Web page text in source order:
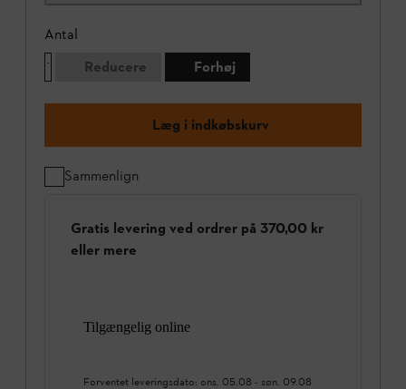
Antal
Reducere
Forhøj
Læg i indkøbskurv
Sammenlign
Gratis levering ved ordrer på 370,00 kr
eller mere
Tilgængelig online
Forventet leveringsdato: ons. 05.08 - søn. 09.08